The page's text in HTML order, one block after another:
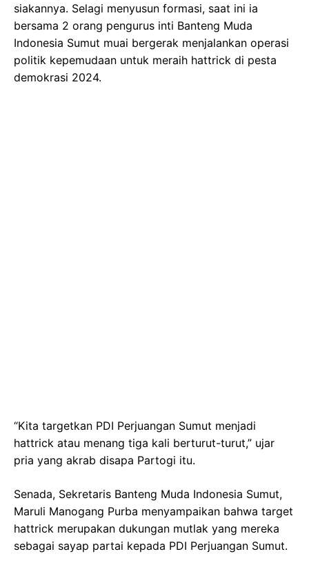
siakannya. Selagi menyusun formasi, saat ini ia
bersama 2 orang pengurus inti Banteng Muda
Indonesia Sumut muai bergerak menjalankan operasi
politik kepemudaan untuk meraih hattrick di pesta
demokrasi 2024.
“Kita targetkan PDI Perjuangan Sumut menjadi
hattrick atau menang tiga kali berturut-turut,” ujar
pria yang akrab disapa Partogi itu.
Senada, Sekretaris Banteng Muda Indonesia Sumut,
Maruli Manogang Purba menyampaikan bahwa target
hattrick merupakan dukungan mutlak yang mereka
sebagai sayap partai kepada PDI Perjuangan Sumut.